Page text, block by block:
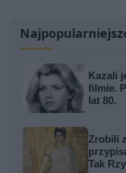
Kazali
filmie.
lat 80.
Zrobili
Tak